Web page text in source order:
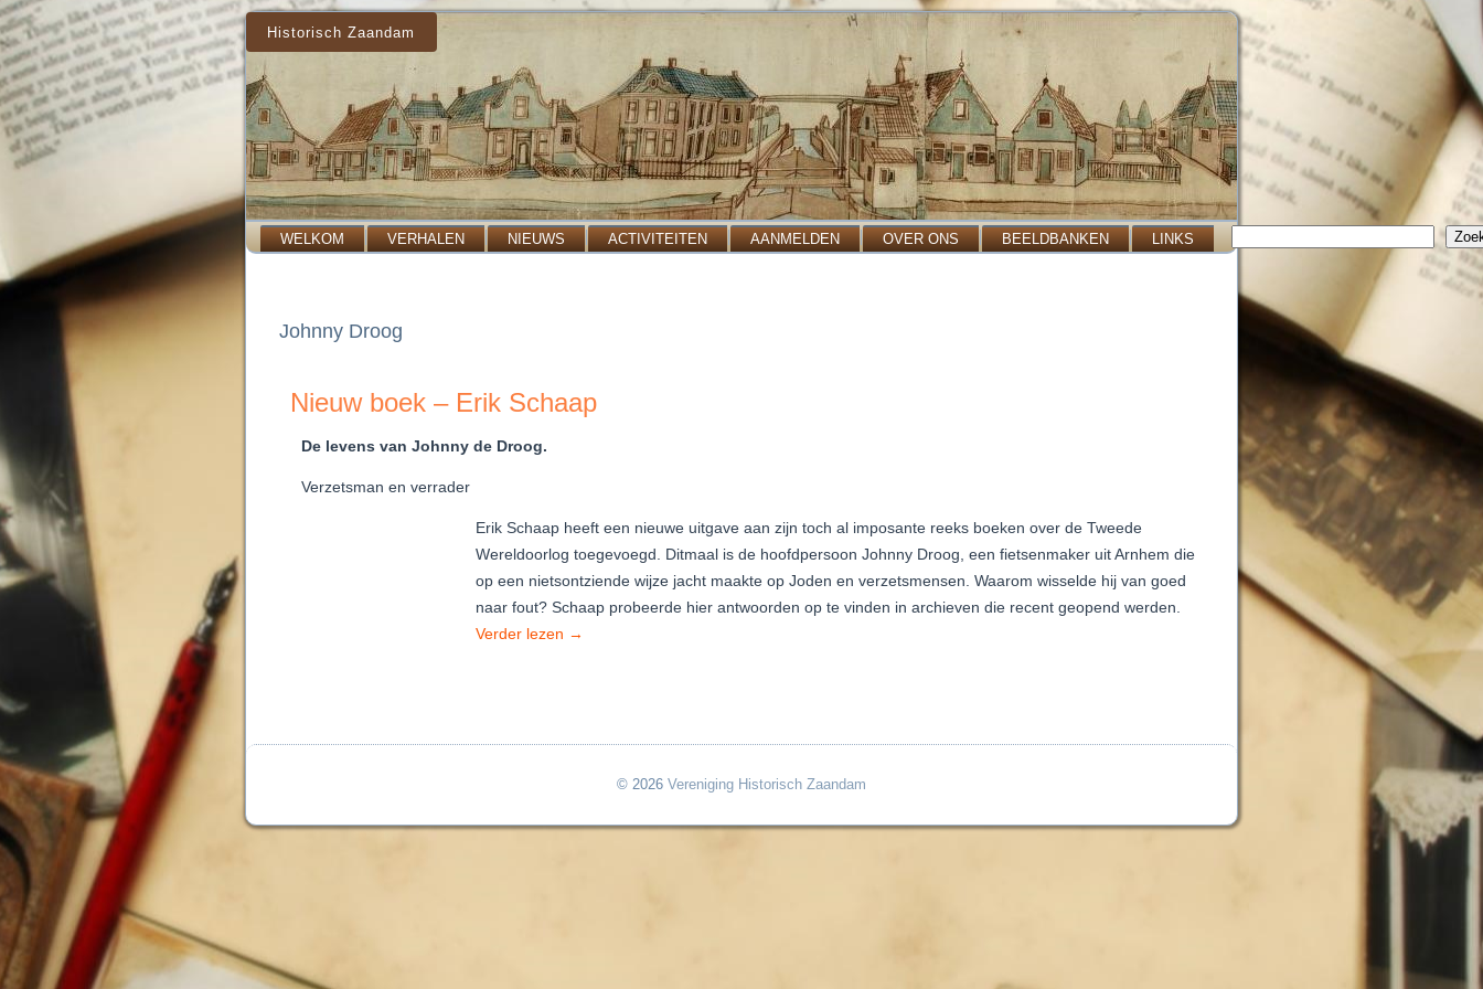
Historisch Zaandam
WELKOM VERHALEN NIEUWS ACTIVITEITEN AANMELDEN OVER ONS BEELDBANKEN LINKS
Johnny Droog
Nieuw boek – Erik Schaap
De levens van Johnny de Droog.
Verzetsman en verrader
Erik Schaap heeft een nieuwe uitgave aan zijn toch al imposante reeks boeken over de Tweede
Wereldoorlog toegevoegd. Ditmaal is de hoofdpersoon Johnny Droog, een fietsenmaker uit Arnhem die
op een nietsontziende wijze jacht maakte op Joden en verzetsmensen. Waarom wisselde hij van goed
naar fout? Schaap probeerde hier antwoorden op te vinden in archieven die recent geopend werden.
Verder lezen →
© 2026 Vereniging Historisch Zaandam